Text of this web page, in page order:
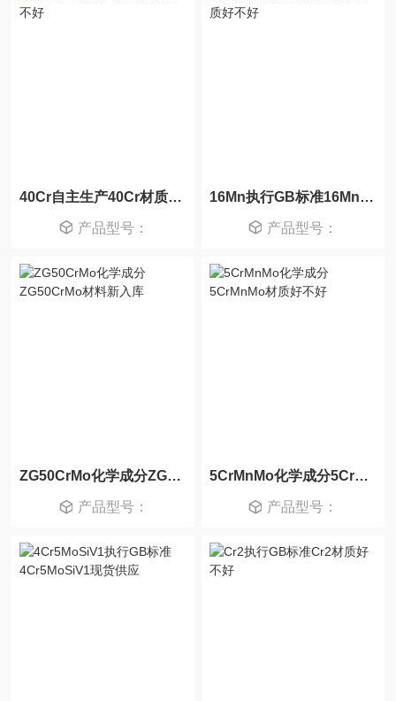
40Cr自主生产40Cr材质好不好
产品型号：
16Mn执行GB标准16Mn材质好不好
产品型号：
ZG50CrMo化学成分ZG50CrMo材料新入库
产品型号：
5CrMnMo化学成分5CrMnMo材质好不好
产品型号：